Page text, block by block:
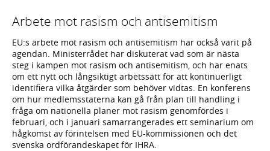
Arbete mot rasism och antisemitism
EU:s arbete mot rasism och antisemitism har också varit på
agendan. Ministerrådet har diskuterat vad som är nästa
steg i kampen mot rasism och antisemitism, och har enats
om ett nytt och långsiktigt arbetssätt för att kontinuerligt
identifiera vilka åtgärder som behöver vidtas. En konferens
om hur medlemsstaterna kan gå från plan till handling i
fråga om nationella planer mot rasism genomfördes i
februari, och i januari samarrangerades ett seminarium om
hågkomst av förintelsen med EU-kommissionen och det
svenska ordförandeskapet för IHRA.